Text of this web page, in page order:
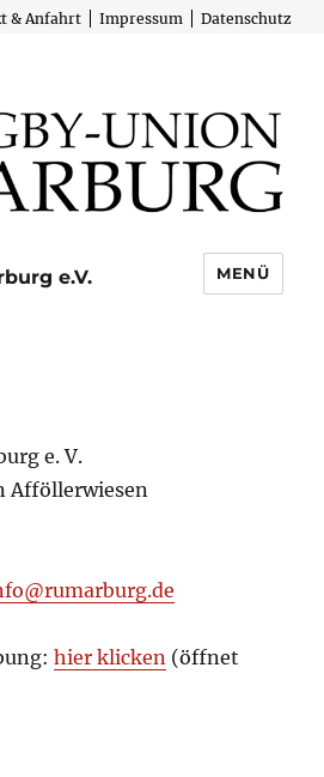
& Anfahrt Impressum Datenschutz
e.V. MENÜ
e. V.
Afföllerwiesen
hier klicken (öffnet